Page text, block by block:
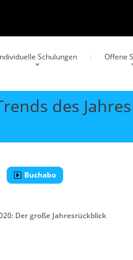
Schulungen Offene
des
Buchabo
Der große Jahresrückblick